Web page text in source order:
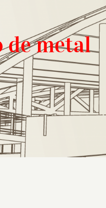
de metal